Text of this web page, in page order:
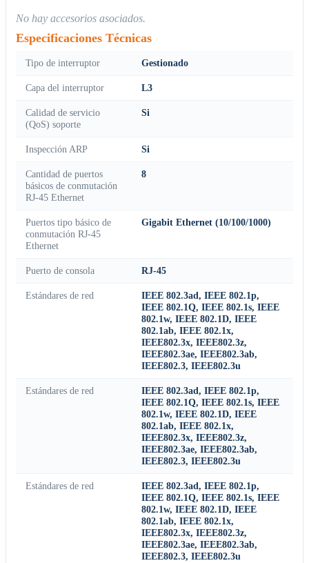
No hay accesorios asociados.
Especificaciones Técnicas
Tipo de interruptor Gestionado
Capa del interruptor L3
Calidad de servicio
(QoS) soporte
Si
Inspección ARP Si
Cantidad de puertos
básicos de conmutación
RJ-45 Ethernet
8
Puertos tipo básico de
conmutación RJ-45
Ethernet
Gigabit Ethernet (10/100/1000)
Puerto de consola RJ-45
Estándares de red
IEEE 802.3ad, IEEE 802.1p,
IEEE 802.1Q, IEEE 802.1s, IEEE
802.1w, IEEE 802.1D, IEEE
802.1ab, IEEE 802.1x,
IEEE802.3x, IEEE802.3z,
IEEE802.3ae, IEEE802.3ab,
IEEE802.3, IEEE802.3u
Estándares de red
IEEE 802.3ad, IEEE 802.1p,
IEEE 802.1Q, IEEE 802.1s, IEEE
802.1w, IEEE 802.1D, IEEE
802.1ab, IEEE 802.1x,
IEEE802.3x, IEEE802.3z,
IEEE802.3ae, IEEE802.3ab,
IEEE802.3, IEEE802.3u
Estándares de red
IEEE 802.3ad, IEEE 802.1p,
IEEE 802.1Q, IEEE 802.1s, IEEE
802.1w, IEEE 802.1D, IEEE
802.1ab, IEEE 802.1x,
IEEE802.3x, IEEE802.3z,
IEEE802.3ae, IEEE802.3ab,
IEEE802.3, IEEE802.3u